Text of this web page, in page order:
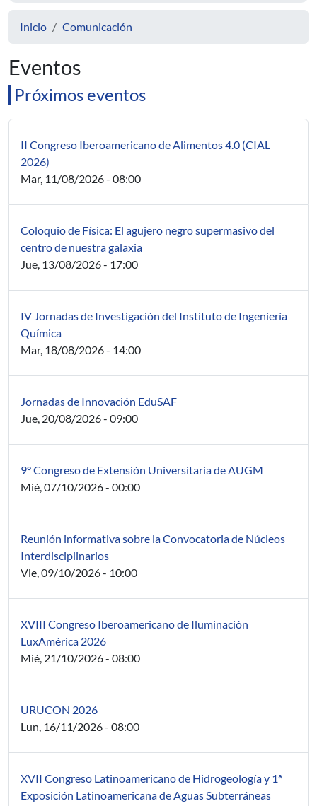
Inicio Comunicación
Eventos
Próximos eventos
II Congreso Iberoamericano de Alimentos 4.0 (CIAL
2026)
Mar, 11/08/2026 - 08:00
Coloquio de Física: El agujero negro supermasivo del
centro de nuestra galaxia
Jue, 13/08/2026 - 17:00
IV Jornadas de Investigación del Instituto de Ingeniería
Química
Mar, 18/08/2026 - 14:00
Jornadas de Innovación EduSAF
Jue, 20/08/2026 - 09:00
9° Congreso de Extensión Universitaria de AUGM
Mié, 07/10/2026 - 00:00
Reunión informativa sobre la Convocatoria de Núcleos
Interdisciplinarios
Vie, 09/10/2026 - 10:00
XVIII Congreso Iberoamericano de Iluminación
LuxAmérica 2026
Mié, 21/10/2026 - 08:00
URUCON 2026
Lun, 16/11/2026 - 08:00
XVII Congreso Latinoamericano de Hidrogeología y 1ª
Exposición Latinoamericana de Aguas Subterráneas